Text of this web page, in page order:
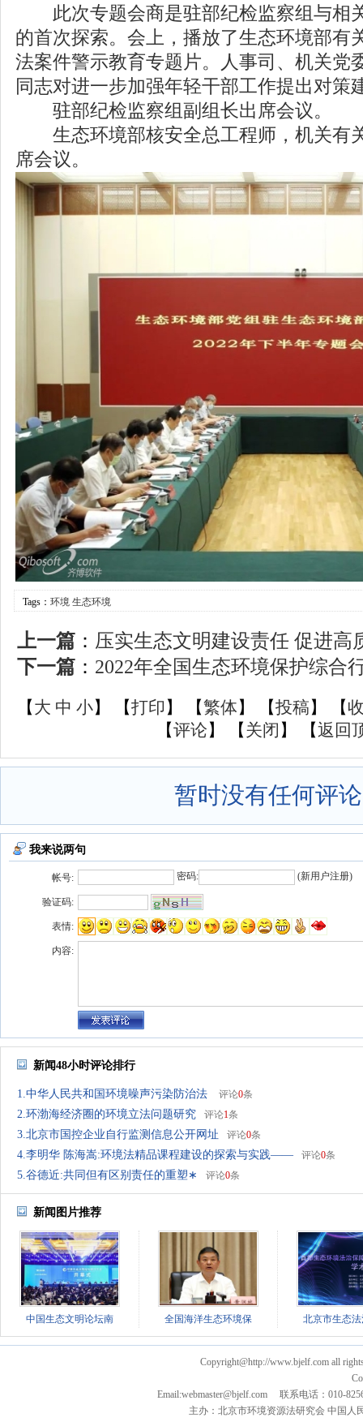
此次专题会商是驻部纪检监察组与相
的首次探索。会上，播放了生态环境部有
法案件警示教育专题片。人事司、机关党
同志对进一步加强年轻干部工作提出对策
驻部纪检监察组副组长出席会议。
生态环境部核安全总工程师，机关有
席会议。
Tags：环境 生态环境
上一篇 ： 压实生态文明建设责任 促进高
下一篇 ： 2022年全国生态环境保护综合
【 大 中 小】 【打印 】 【繁体 】 【投稿 】 【
【评论 】 【 关闭 】 【返回
暂时没有任何评
我来说两句
帐号: 密码: (新用户注册)
验证码:
表情:
内容:
新闻48小时评论排行
1.中华人民共和国环境噪声污染防治法 评论0条
2.环渤海经济圈的环境立法问题研究 评论1条
3.北京市国控企业自行监测信息公开网址 评论0条
4.李明华 陈海嵩:环境法精品课程建设的探索与实践—— 评论0条
5.谷德近:共同但有区别责任的重塑∗ 评论0条
新闻图片推荐
中国生态文明论坛南 全国海洋生态环境保 北京市生态
Copyright@http://www.bjelf.com all
Email:webmaster@bjelf.com 联系电话：010-
主办：北京市环境资源法研究会 中国人